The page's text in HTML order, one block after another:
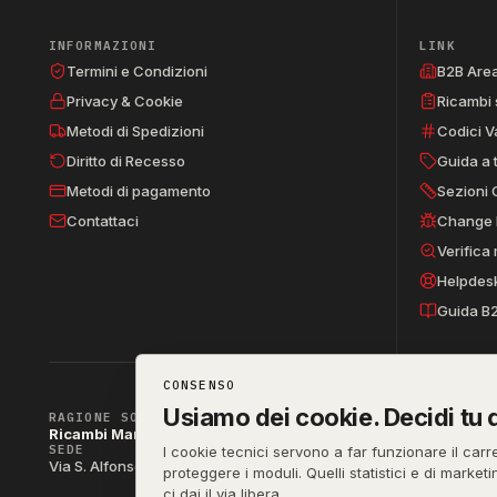
INFORMAZIONI
Termini e Condizioni
Privacy & Cookie
Metodi di Spedizioni
Diritto di Recesso
Metodi di pagamento
Contattaci
LINK
B2B
Ricambi
Codici
Guida a
Sezioni
Change
Verifica
Guida
RAGIONE SOCIALE
Ricambi Manzo di Manzo dott.ssa Raffaella & C. s.a.s.
SEDE
Via S. Alfonso Maria de Liguori 52, 80141 Napoli (NA)
P. IVA
CONSENSO
Usiamo dei cookie. Decidi tu
I cookie tecnici servono a far funzionare il
proteggere i moduli. Quelli statistici e di